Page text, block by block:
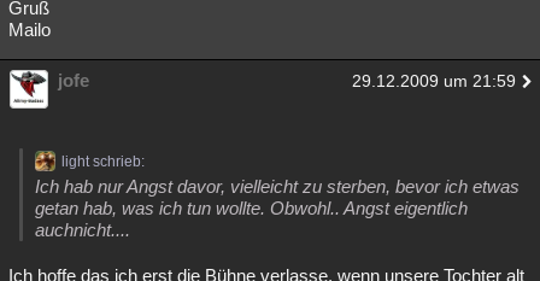
Gruß
Mailo
jofe 29.12.2009 um 21:59
light schrieb:
Ich hab nur Angst davor, vielleicht zu sterben, bevor ich etwas
getan hab, was ich tun wollte. Obwohl.. Angst eigentlich
auchnicht....
Ich hoffe das ich erst die Bühne verlasse, wenn unsere Tochter alt